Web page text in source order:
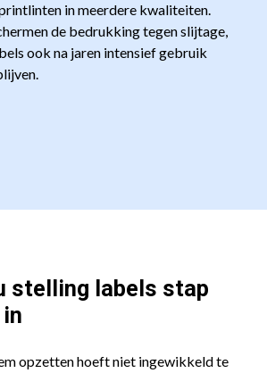
in meerdere kwaliteiten.
de bedrukking tegen slijtage,
ook na jaren intensief gebruik
stelling labels stap
opzetten hoeft niet ingewikkeld te